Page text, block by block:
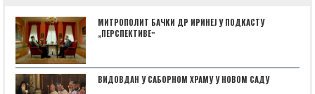
МИТРОПОЛИТ БАЧКИ ДР ИРИНЕЈ У ПОДКАСТУ
„ПЕРСПЕКТИВЕˮ
ВИДОВДАН У САБОРНОМ ХРАМУ У НОВОМ САДУ